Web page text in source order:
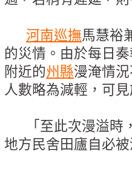
河南巡撫馬慧裕
的災情。由於每日
附近的州縣漫淹情
人數略為減輕，可
「至此次漫溢時
地方民舍田廬自必